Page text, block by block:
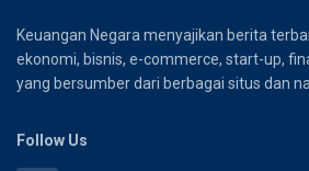
Keuangan Negara menyajikan berita
ekonomi, bisnis, e-commerce, start-up,
yang bersumber dari berbagai situs dan
Follow Us